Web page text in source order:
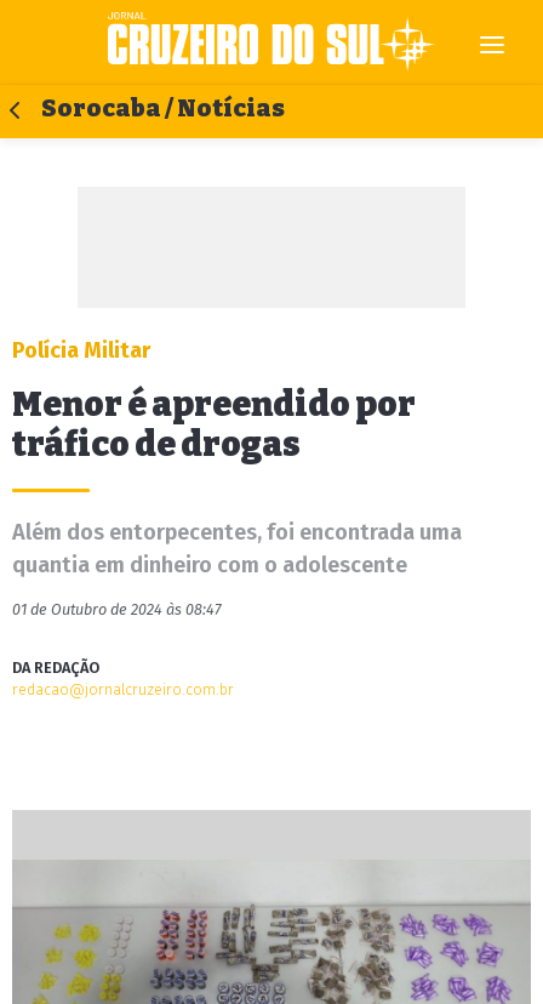
Sorocaba / Notícias
Polícia Militar
Menor é apreendido por
tráfico de drogas
Além dos entorpecentes, foi encontrada uma
quantia em dinheiro com o adolescente
01 de Outubro de 2024 às 08:47
DA REDAÇÃO
redacao@jornalcruzeiro.com.br